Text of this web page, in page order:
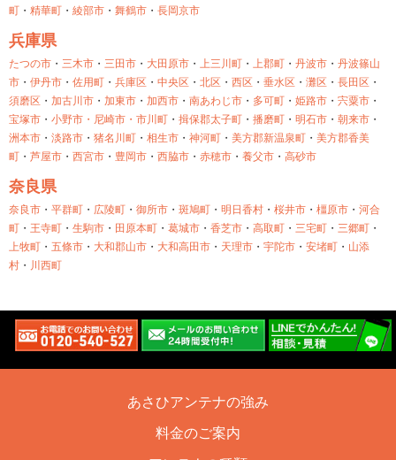
町 ・ 精華町 ・ 綾部市 ・ 舞鶴市 ・ 長岡京市
兵庫県
たつの市 ・ 三木市 ・ 三田市 ・ 大田原市 ・ 上三川町 ・ 上郡町 ・ 丹波市 ・ 丹波篠山
市 ・ 伊丹市 ・ 佐用町 ・ 兵庫区 ・ 中央区 ・ 北区 ・ 西区 ・ 垂水区 ・ 灘区 ・ 長田区 ・
須磨区 ・ 加古川市 ・ 加東市 ・ 加西市 ・ 南あわじ市 ・ 多可町 ・ 姫路市 ・ 宍粟市 ・
宝塚市 ・ 小野市・ 尼崎市・ 市川町 ・ 揖保郡太子町 ・ 播磨町 ・ 明石市 ・ 朝来市 ・
洲本市 ・ 淡路市 ・ 猪名川町 ・ 相生市 ・ 神河町 ・ 美方郡新温泉町 ・ 美方郡香美
町 ・ 芦屋市 ・ 西宮市 ・ 豊岡市 ・ 西脇市 ・ 赤穂市 ・ 養父市 ・ 高砂市
奈良県
奈良市 ・ 平群町 ・ 広陵町 ・ 御所市 ・ 斑鳩町 ・ 明日香村 ・ 桜井市 ・ 橿原市 ・ 河合
町 ・ 王寺町 ・ 生駒市 ・ 田原本町 ・ 葛城市 ・ 香芝市 ・ 高取町 ・ 三宅町 ・ 三郷町 ・
上牧町 ・ 五條市 ・ 大和郡山市 ・ 大和高田市 ・ 天理市 ・ 宇陀市 ・ 安堵町 ・ 山添
村 ・ 川西町
あさひアンテナの強み
料金のご案内